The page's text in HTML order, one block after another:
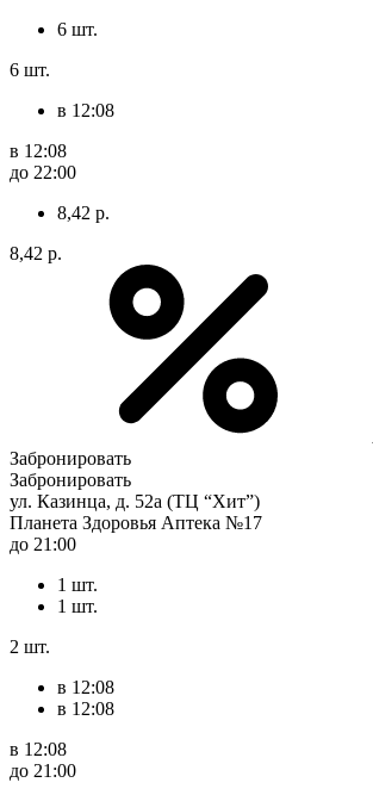
6 шт.
6 шт.
в 12:08
в 12:08
до 22:00
8,42 р.
8,42 р.
Забронировать
Забронировать
ул. Казинца, д. 52а (ТЦ “Хит”)
Планета Здоровья Аптека №17
до 21:00
1 шт.
1 шт.
2 шт.
в 12:08
в 12:08
в 12:08
до 21:00